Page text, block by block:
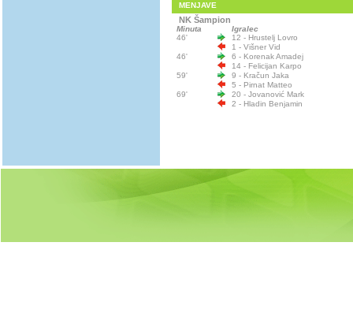
MENJAVE
NK Šampion
Minuta
Igralec
46'
12 - Hrustelj Lovro
1 - Višner Vid
46'
6 - Korenak Amadej
14 - Felicijan Karpo
59'
9 - Kračun Jaka
5 - Pirnat Matteo
69'
20 - Jovanović Mark
2 - Hladin Benjamin